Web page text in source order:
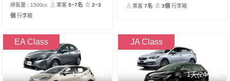
排氣量 : 1500cc 乘客5~7名
2~3
個 行李箱
乘客7名 3個 行李箱
EA Class
1天(24小時)
JA Class
1天(24小時)